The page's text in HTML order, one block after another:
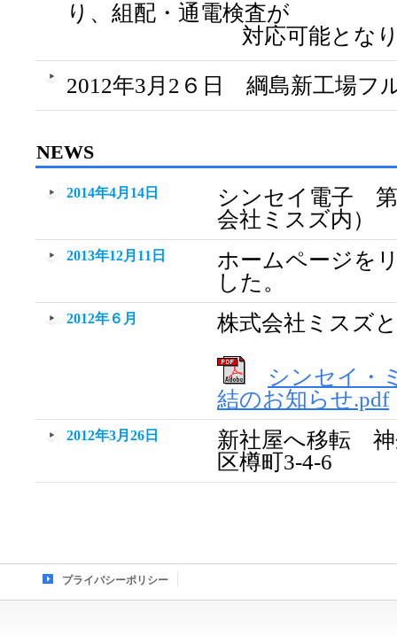
り、組配・通電検査が
対応可能とな
2012年3月2６日 綱島新工場フ
NEWS
2014年4月14日
シンセイ電子 第
会社ミスズ内）
2013年12月11日
ホームページを
した。
2012年６月 株式会社ミスズ
シンセイ・
結のお知らせ.pdf
2012年3月26日
新社屋へ移転 神
区樽町3-4-6
プライバシーポリシー